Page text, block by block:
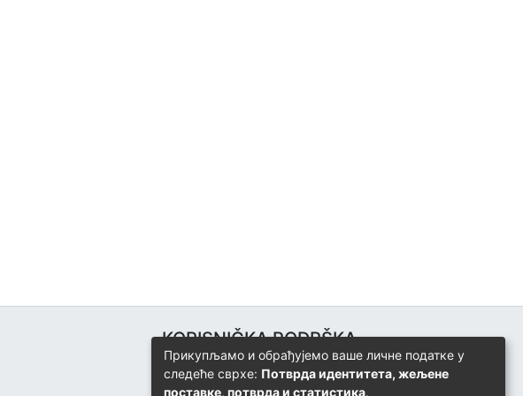
KORISNIČKA PODRŠKA
Univerzitetski računarski centar
+387 57 320 140
Прикупљамо и обрађујемо ваше личне податке у
следеће сврхе: Потврда идентитета, жељене
поставке, потврда и статистика.